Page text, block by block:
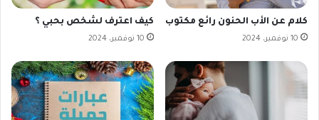
كلام عن الأب الحنون رائع مكتوب
10 نوفمبر، 2024
كيف اعترف لشخص بحبي ؟
10 نوفمبر، 2024